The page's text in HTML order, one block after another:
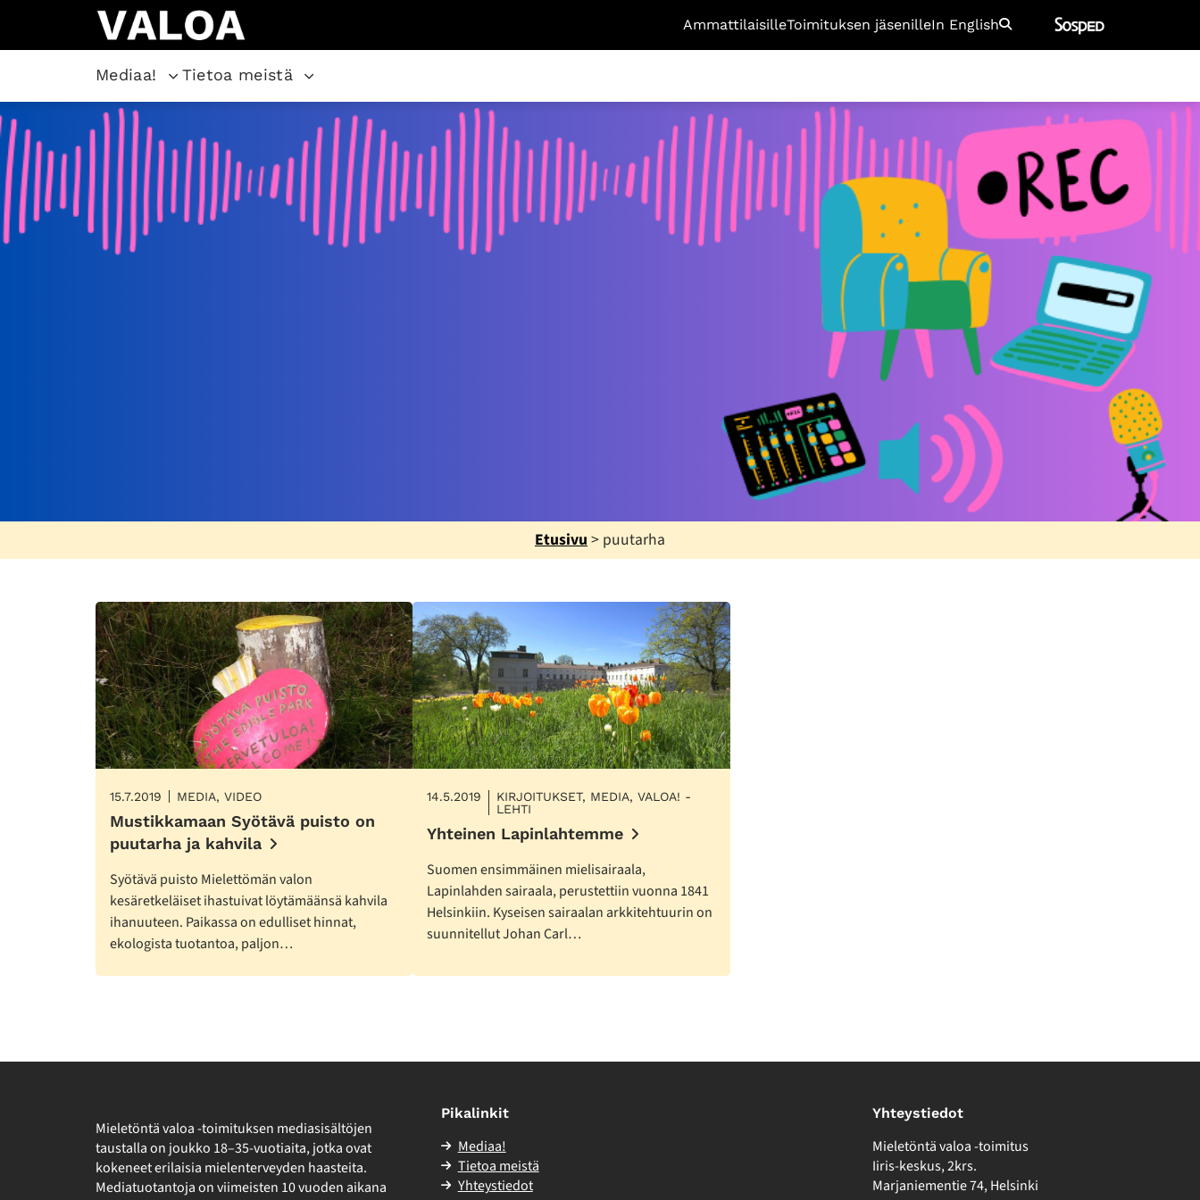
AmmattilaisilleToimituksen jäsenilleIn English Etsi
Mediaa! Tietoa meistä
Etusivu> puutarha
15.7.2019 MEDIA, VIDEO
Mustikkamaan Syötävä puisto on
puutarha ja kahvila
Syötävä puisto Mielettömän valon
kesäretkeläiset ihastuivat löytämäänsä kahvila
ihanuuteen. Paikassa on edulliset hinnat,
ekologista tuotantoa, paljon…
14.5.2019
KIRJOITUKSET, MEDIA, VALOA! -
LEHTI
Yhteinen Lapinlahtemme
Suomen ensimmäinen mielisairaala,
Lapinlahden sairaala, perustettiin vuonna 1841
Helsinkiin. Kyseisen sairaalan arkkitehtuurin on
suunnitellut Johan Carl…
Mieletöntä valoa -toimituksen mediasisältöjen
taustalla on joukko 18–35-vuotiaita, jotka ovat
kokeneet erilaisia mielenterveyden haasteita.
Mediatuotantoja on viimeisten 10 vuoden aikana
Pikalinkit
Mediaa!
Tietoa meistä
Yhteystiedot
Yhteystiedot
Mieletöntä valoa -toimitus
Iiris-keskus, 2krs.
Marjaniementie 74, Helsinki